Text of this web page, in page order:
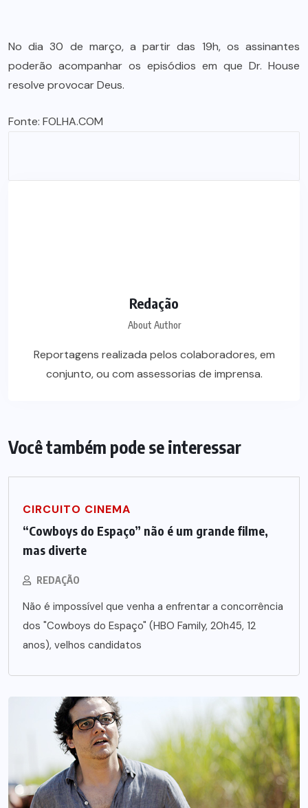
No dia 30 de março, a partir das 19h, os assinantes
poderão acompanhar os episódios em que Dr. House
resolve provocar Deus.
Fonte: FOLHA.COM
Redação
About Author
Reportagens realizada pelos colaboradores, em
conjunto, ou com assessorias de imprensa.
Você também pode se interessar
CIRCUITO CINEMA
“Cowboys do Espaço” não é um grande filme,
mas diverte
REDAÇÃO
Não é impossível que venha a enfrentar a concorrência
dos "Cowboys do Espaço" (HBO Family, 20h45, 12
anos), velhos candidatos